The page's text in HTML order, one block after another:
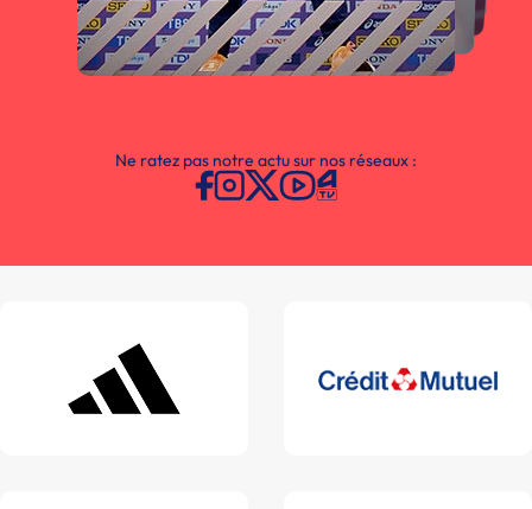
Ne ratez pas notre actu sur nos réseaux :